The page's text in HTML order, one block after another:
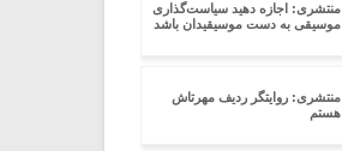
منتشری: اجازه دهید سیاست‌گذاری
موسیقی به دست موسیقیدان باشد
منتشری: روایتگر ردیف مهرتاش
هستم